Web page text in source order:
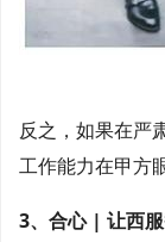
反之，如果在严
工作能力在甲方
3、合心 | 让西